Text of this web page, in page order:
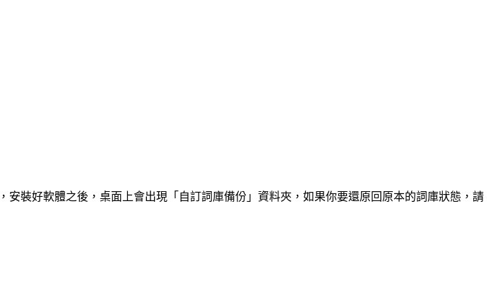
裝好軟體之後，桌面上會出現「自訂詞庫備份」資料夾，如果你要還原回原本的詞庫狀態，請